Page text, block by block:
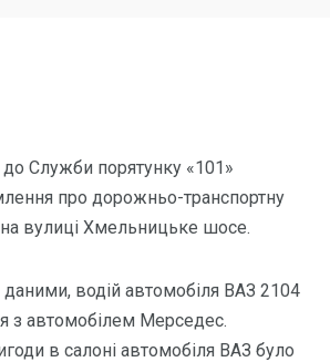
Служби порятунку «101»
про дорожньо-транспортну
на вулиці Хмельницьке шосе.
водій автомобіля ВАЗ 2104
з автомобілем Мерседес.
в салоні автомобіля ВАЗ було